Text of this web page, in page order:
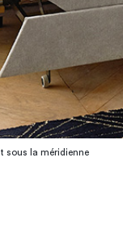
sous la méridienne